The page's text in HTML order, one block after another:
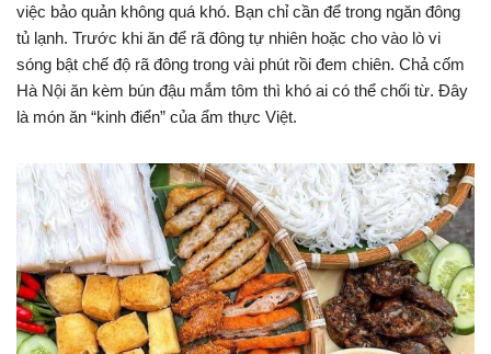
việc bảo quản không quá khó. Bạn chỉ cần để trong ngăn đông
tủ lạnh. Trước khi ăn để rã đông tự nhiên hoặc cho vào lò vi
sóng bật chế độ rã đông trong vài phút rồi đem chiên. Chả cốm
Hà Nội ăn kèm bún đậu mắm tôm thì khó ai có thể chối từ. Đây
là món ăn “kinh điển” của ẩm thực Việt.